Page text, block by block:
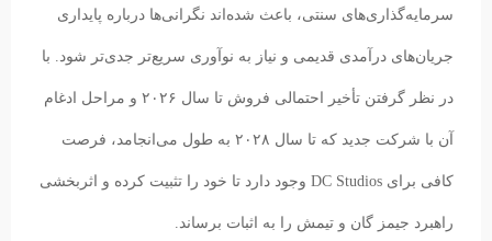
سرمایه‌گذاری‌های سنتی، باعث شده‌اند نگرانی‌ها درباره پایداری
جریان‌های درآمدی قدیمی و نیاز به نوآوری سریع‌تر جدی‌تر شود. با
در نظر گرفتن تأخیر احتمالی فروش تا سال ۲۰۲۶ و مراحل ادغام
آن با شرکت جدید که تا سال ۲۰۲۸ به طول می‌انجامد، فرصت
کافی برای DC Studios وجود دارد تا خود را تثبیت کرده و اثربخشی
راهبرد جیمز گان و تیمش را به اثبات برساند.